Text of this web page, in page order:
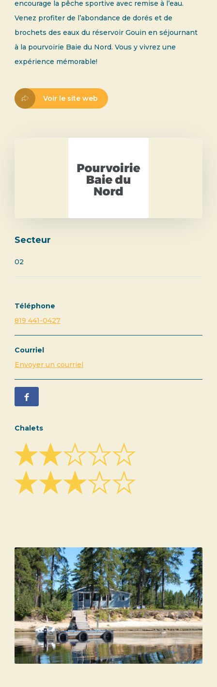
encourage la pêche sportive avec remise à l’eau.
Venez profiter de l’abondance de dorés et de
brochets des eaux du réservoir Gouin en séjournant
à la pourvoirie Baie du Nord. Vous y vivrez une
expérience mémorable!
Voir le site web
Secteur
02
Téléphone
819 441-0427
Courriel
Envoyer un courriel
Chalets